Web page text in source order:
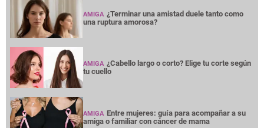
AMIGA ¿Terminar una amistad duele tanto como
una ruptura amorosa?
AMIGA ¿Cabello largo o corto? Elige tu corte según
tu cuello
AMIGA Entre mujeres: guía para acompañar a su
amiga o familiar con cáncer de mama